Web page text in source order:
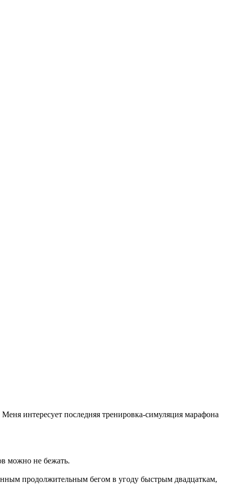
интересует последняя тренировка-симуляция марафона
можно не бежать.
продолжительным бегом в угоду быстрым двадцаткам,